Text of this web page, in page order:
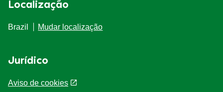
Jurídico
Aviso de cookies
Localização
Brazil Mudar localização